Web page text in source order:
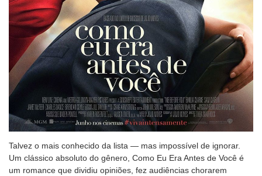
Talvez o mais conhecido da lista — mas impossível de ignorar.
Um clássico absoluto do gênero, Como Eu Era Antes de Você é
um romance que dividiu opiniões, fez audiências chorarem